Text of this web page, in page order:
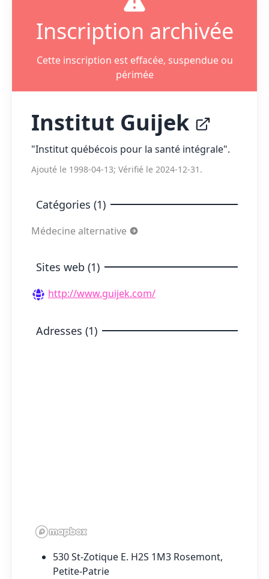
Inscription archivée
Cette inscription est effacée, suspendue ou
périmée
Institut Guijek
"Institut québécois pour la santé intégrale".
Ajouté le 1998-04-13; Vérifié le 2024-12-31.
Catégories (1)
Médecine alternative
Sites web (1)
http://www.guijek.com/
Adresses (1)
530 St-Zotique E. H2S 1M3 Rosemont,
Petite-Patrie